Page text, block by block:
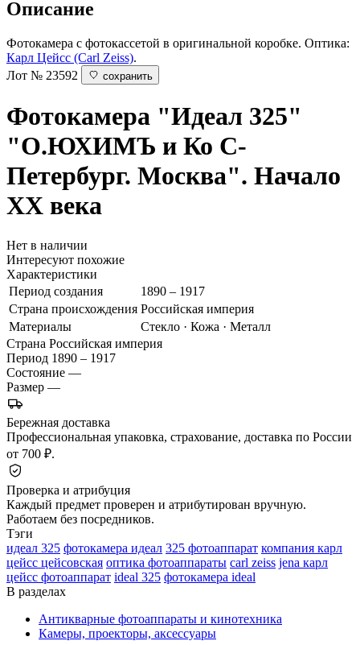
Описание
Фотокамера с фотокассетой в оригинальной коробке. Оптика:
Карл Цейсс (Carl Zeiss).
Лот № 23592
сохранить
Фотокамера "Идеал 325"
"О.ЮХИМЪ и Ко С-
Петербург. Москва". Начало
ХХ века
Нет в наличии
Интересуют похожие
Характеристики
Период создания
1890 – 1917
Страна происхождения Российская империя
Материалы
Стекло · Кожа · Металл
Страна Российская империя
Период 1890 – 1917
Состояние —
Размер —
Бережная доставка
Профессиональная упаковка, страхование, доставка по России
от 700 ₽.
Проверка и атрибуция
Каждый предмет проверен и атрибутирован вручную.
Работаем без посредников.
Тэги
идеал 325 фотокамера идеал 325 фотоаппарат компания карл
цейсс цейсовская оптика фотоаппараты carl zeiss jena карл
цейсс фотоаппарат ideal 325 фотокамера ideal
В разделах
Антикварные фотоаппараты и кинотехника
Камеры, проекторы, аксессуары